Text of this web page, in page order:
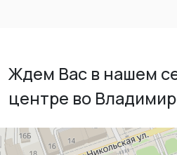
Ждем Вас в нашем
центре во